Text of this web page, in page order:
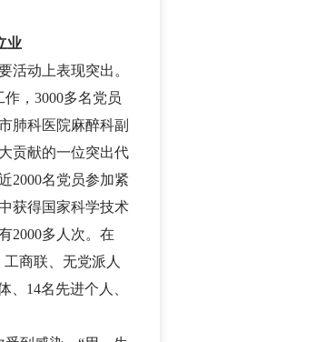
业
活动上表现突出。
， 3000多名党员
肺科医院麻醉科副
贡献的一位突出代
2000名党员参加紧
获得国家科学技术
2000多人次。在
商联、无党派人
、 14名先进个人、